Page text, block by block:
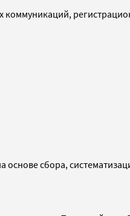
коммуникаций,
сбора,